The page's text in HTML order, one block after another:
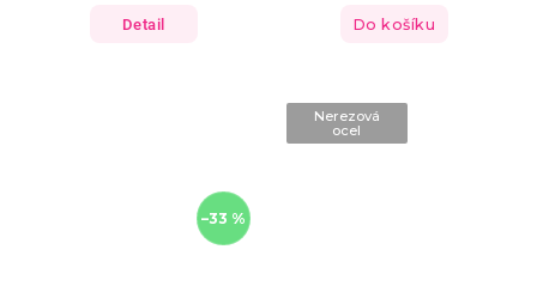
Detail Do košíku
–33 %
Nerezová
ocel